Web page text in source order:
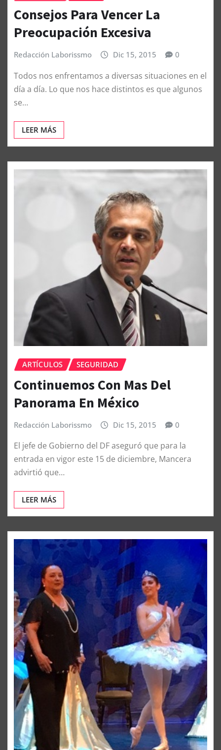
ARTÍCULOS SALUD
Consejos Para Vencer La
Preocupación Excesiva
Redacción Laborissmo Dic 15, 2015 0
día a día. Lo que nos hace distintos es que algunos
LEER MÁS
ARTÍCULOS SEGURIDAD
Continuemos Con Mas Del
Panorama En México
Redacción Laborissmo Dic 15, 2015 0
entrada en vigor este 15 de diciembre, Mancera
LEER MÁS